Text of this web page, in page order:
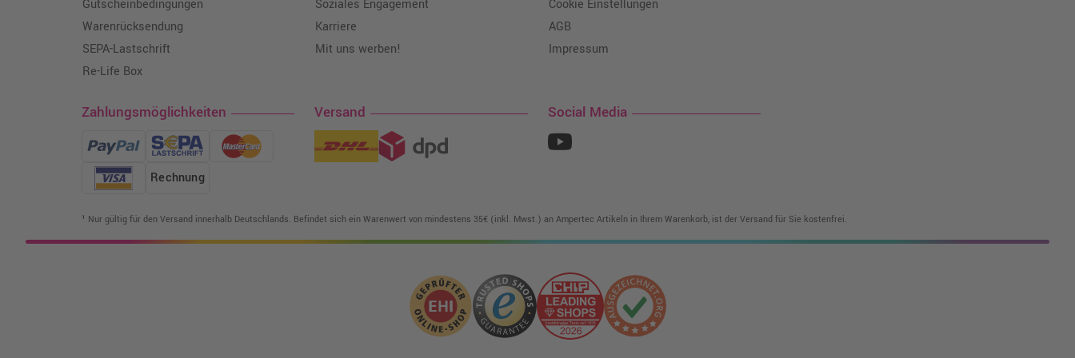
Gutscheinbedingungen
Warenrücksendung
SEPA-Lastschrift
Re-Life Box
Soziales Engagement
Karriere
Mit uns werben!
Cookie Einstellungen
AGB
Impressum
Zahlungsmöglichkeiten
Rechnung
Versand Social Media
¹ Nur gültig für den Versand innerhalb Deutschlands. Befindet sich ein Warenwert von mindestens 35€ (inkl. Mwst.) an Ampertec Artikeln in Ihrem Warenkorb, ist der Versand für Sie kostenfrei.